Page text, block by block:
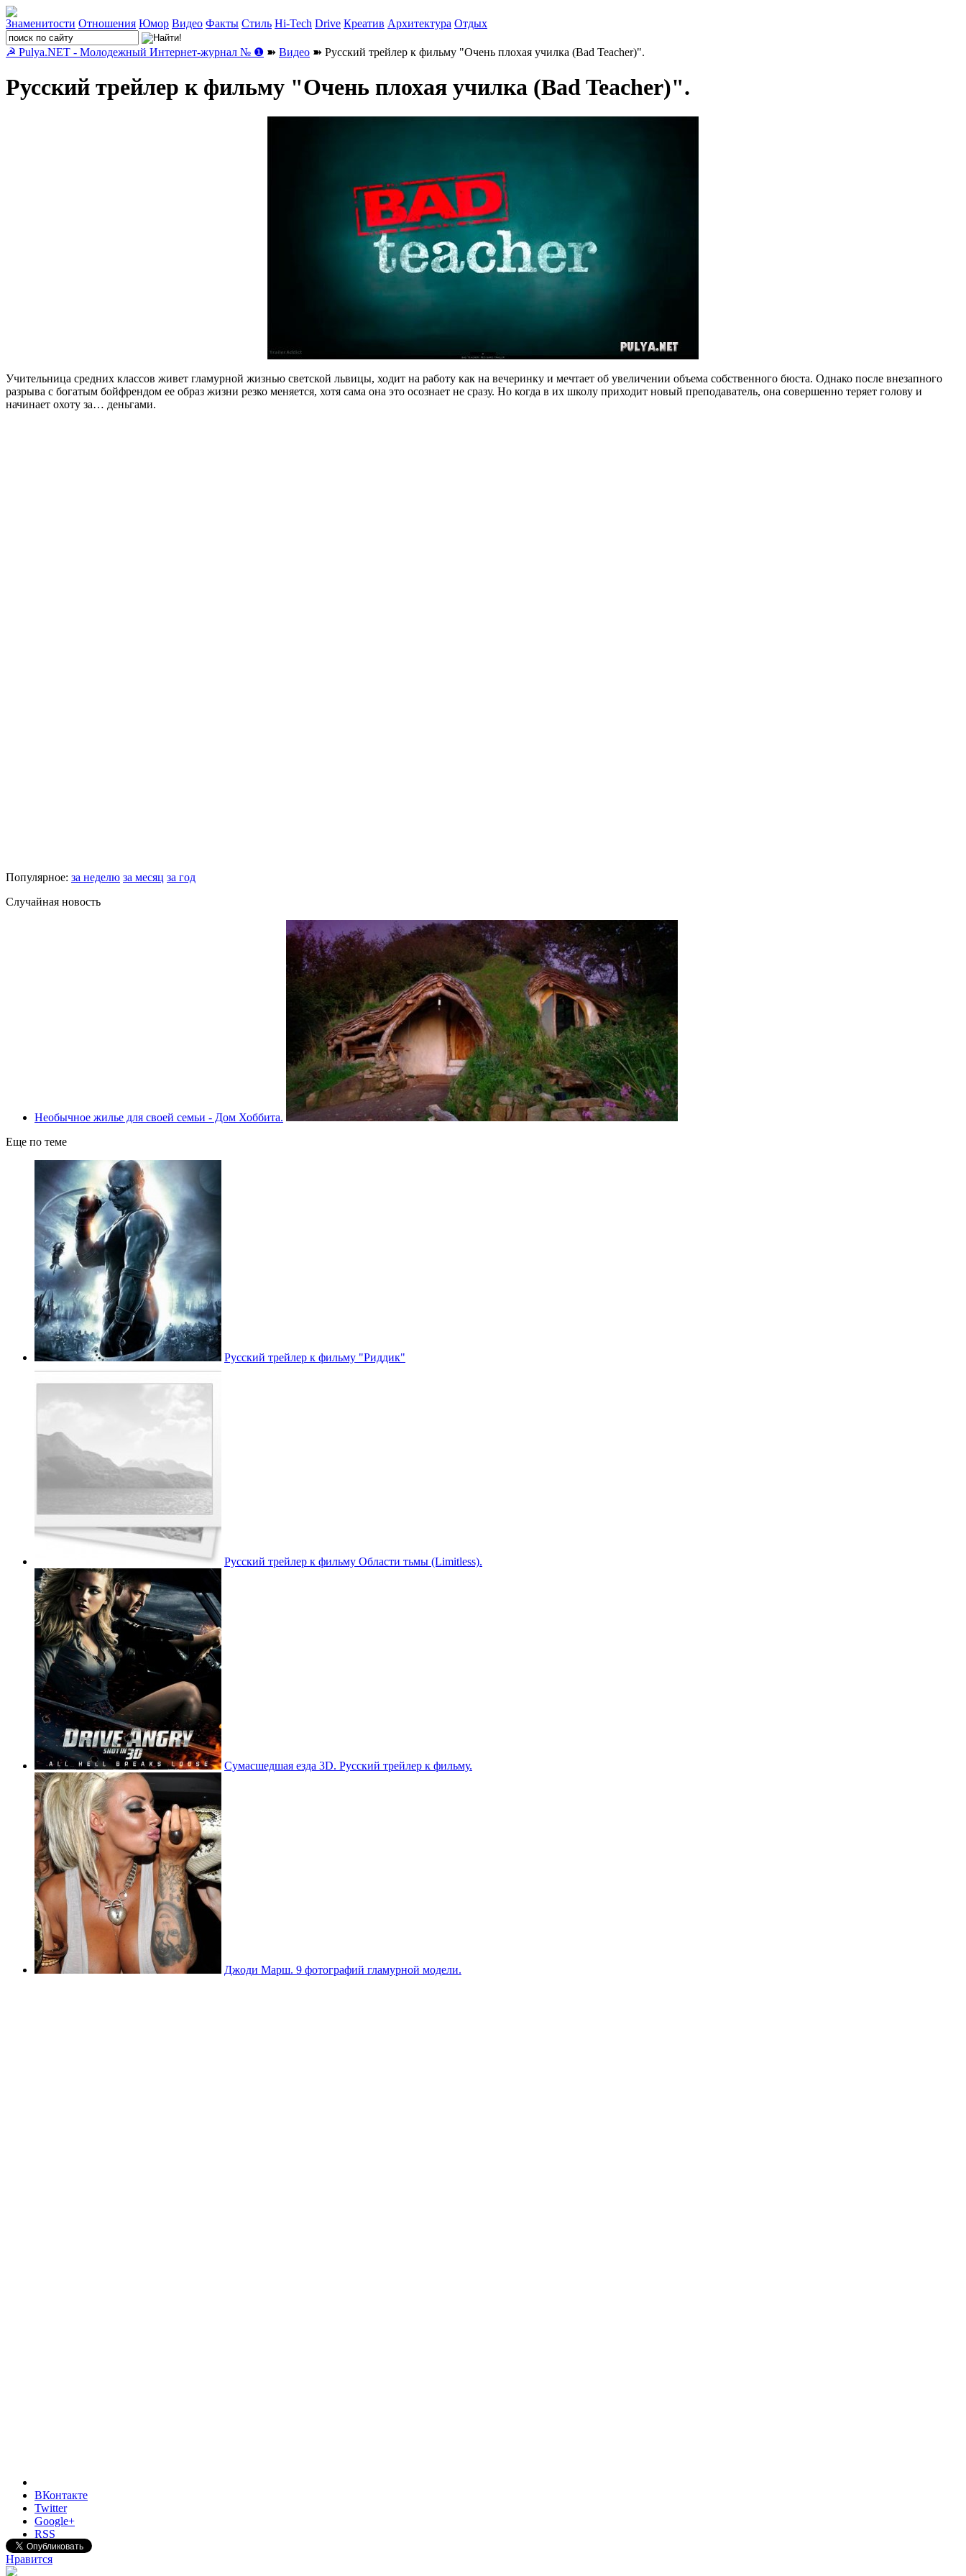
Знаменитости Отношения Юмор Видео Факты Стиль Hi-Tech Drive Креатив Архитектура Отдых
☭ Pulya.NET - Молодежный Интернет-журнал № ❶ ➽ Видео ➽ Русский трейлер к фильму "Очень плохая училка (Bad Teacher)".
Русский трейлер к фильму "Очень плохая училка (Bad Teacher)".
Учительница средних классов живет гламурной жизнью светской львицы, ходит на работу как на вечеринку и мечтает об увеличении объема собственного бюста. Однако после внезапного
разрыва с богатым бойфрендом ее образ жизни резко меняется, хотя сама она это осознает не сразу. Но когда в их школу приходит новый преподаватель, она совершенно теряет голову и
начинает охоту за… деньгами.
Популярное: за неделю за месяц за год
Случайная новость
Необычное жилье для своей семьи - Дом Хоббита.
Еще по теме
Русский трейлер к фильму "Риддик"
Русский трейлер к фильму Области тьмы (Limitless).
Сумасшедшая езда 3D. Русский трейлер к фильму.
Джоди Марш. 9 фотографий гламурной модели.
ВКонтакте
Twitter
Google+
RSS
Нравится